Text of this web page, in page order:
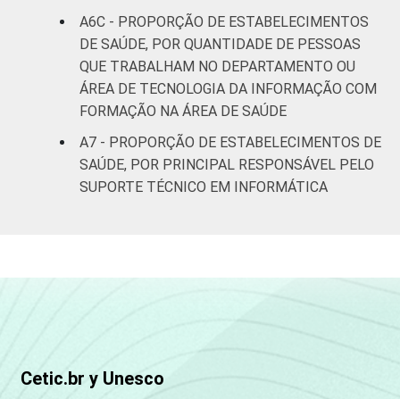
A6C - PROPORÇÃO DE ESTABELECIMENTOS
DE SAÚDE, POR QUANTIDADE DE PESSOAS
QUE TRABALHAM NO DEPARTAMENTO OU
ÁREA DE TECNOLOGIA DA INFORMAÇÃO COM
FORMAÇÃO NA ÁREA DE SAÚDE
A7 - PROPORÇÃO DE ESTABELECIMENTOS DE
SAÚDE, POR PRINCIPAL RESPONSÁVEL PELO
SUPORTE TÉCNICO EM INFORMÁTICA
Cetic.br y Unesco